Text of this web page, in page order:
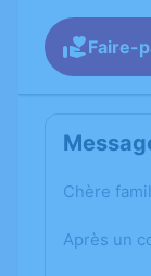
Faire-
Chère
Après un